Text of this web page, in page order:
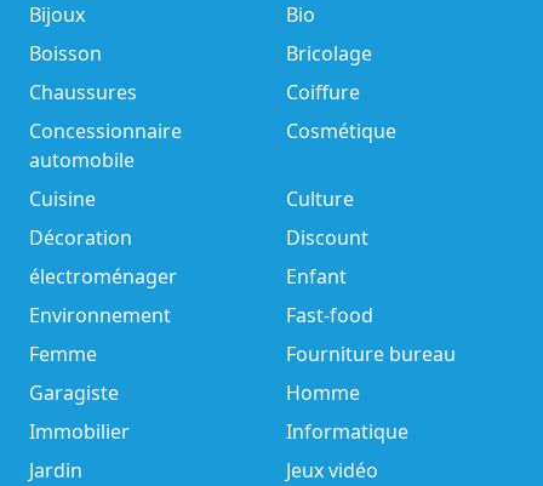
Bijoux
Bio
Boisson
Bricolage
Chaussures
Coiffure
Concessionnaire
automobile
Cosmétique
Cuisine
Culture
Décoration
Discount
électroménager
Enfant
Environnement
Fast-food
Femme
Fourniture bureau
Garagiste
Homme
Immobilier
Informatique
Jardin
Jeux vidéo